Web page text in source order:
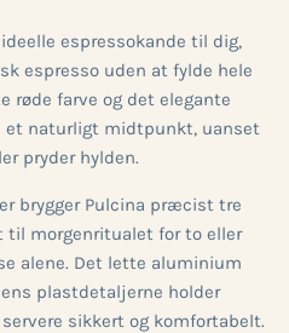
espressokande til dig,
espresso uden at fylde hele
røde farve og det elegante
et naturligt midtpunkt, uanset
pryder hylden.
brygger Pulcina præcist tre
til morgenritualet for to eller
alene. Det lette aluminium
plastdetaljerne holder
sikkert og komfortabelt.